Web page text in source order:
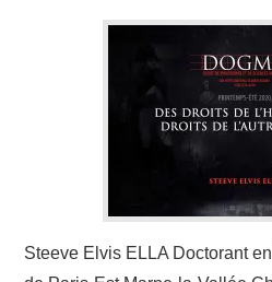
Steeve Elvis ELLA Doctorant